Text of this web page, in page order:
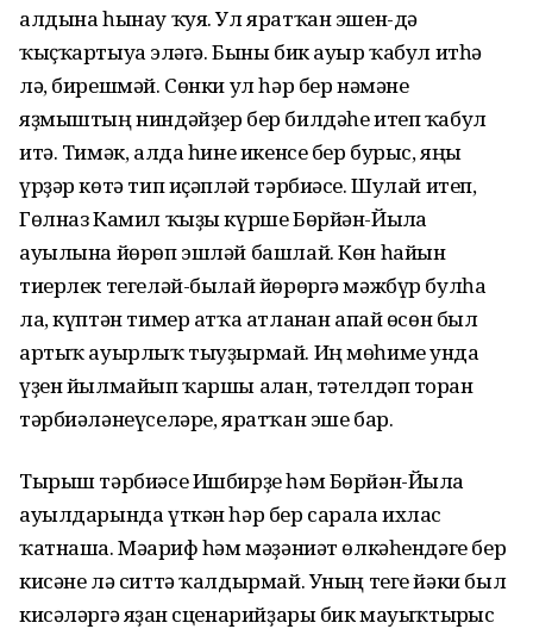
алдына һынау ҡуя. Ул яратҡан эшен-дә
ҡыҫҡартыуға эләгә. Быны бик ауыр ҡабул итһә
лә, бирешмәй. Сөнки ул һәр бер нәмәне
яҙмыштың ниндәйҙер бер билдәһе итеп ҡабул
итә. Тимәк, алда һине икенсе бер бурыс, яңы
үрҙәр көтә тип иҫәпләй тәрбиәсе. Шулай итеп,
Гөлназ Камил ҡыҙы күрше Бөрйән-Йылға
ауылына йөрөп эшләй башлай. Көн һайын
тиерлек тегеләй-былай йөрөргә мәжбүр булһа
ла, күптән тимер атҡа атланған апай өсөн был
артыҡ ауырлыҡ тыуҙырмай. Иң мөһиме унда
үҙен йылмайып ҡаршы алған, тәтелдәп торған
тәрбиәләнеүселәре, яратҡан эше бар.
Тырыш тәрбиәсе Ишбирҙе һәм Бөрйән-Йылға
ауылдарында үткән һәр бер сарала ихлас
ҡатнаша. Мәғариф һәм мәҙәниәт өлкәһендәге бер
кисәне лә ситтә ҡалдырмай. Уның теге йәки был
кисәләргә яҙған сценарийҙары бик мауыҡтырғыс